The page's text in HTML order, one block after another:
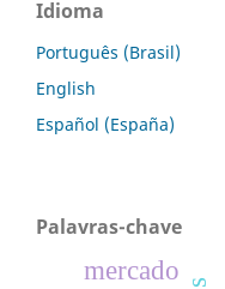
Idioma
Português (Brasil)
English
Español (España)
Palavras-chave
mercado